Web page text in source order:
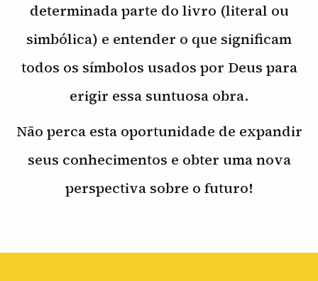
determinada parte do livro (literal ou
simbólica) e entender o que significam
todos os símbolos usados por Deus para
erigir essa suntuosa obra.
Não perca esta oportunidade de expandir
seus conhecimentos e obter uma nova
perspectiva sobre o futuro!